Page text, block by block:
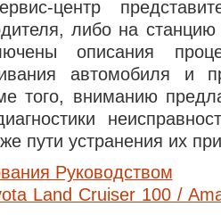
центр
либо на
описания
автомобиля и
того, вниманию
пути устранения их
Руководством
Land Cruiser 100 /